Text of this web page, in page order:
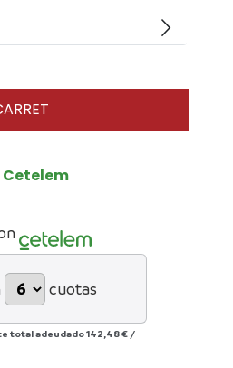
arrow_forward_ios
cuotas
total adeudado142,48 €/